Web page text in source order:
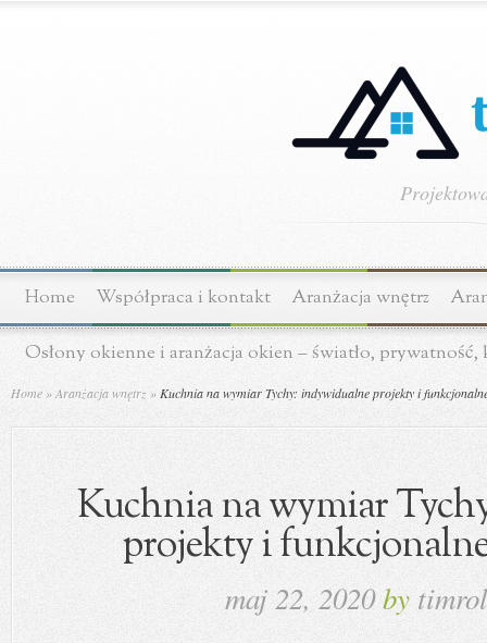
Home Współpraca i kontakt Aranżacja wnętrz
Osłony okienne i aranżacja okien – światło,
Home »Aranżacja wnętrz » Kuchnia na wymiar Tychy: indywidualne projekty i
Kuchnia na wymiar
projekty i
maj 22, 2020by